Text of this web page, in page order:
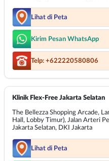
Lihat di Peta
Kirim Pesan WhatsApp
Telp: +622220580806
Klinik Flex-Free Jakarta Selatan
The Bellezza Shopping Arcade,
Hall, Lobby Timur), Jalan Arteri
Jakarta Selatan, DKI Jakarta
Lihat di Peta